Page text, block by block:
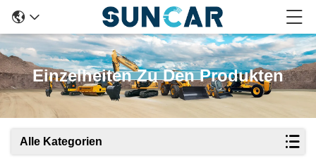
Einzelheiten Zu Den Produkten
Alle Kategorien